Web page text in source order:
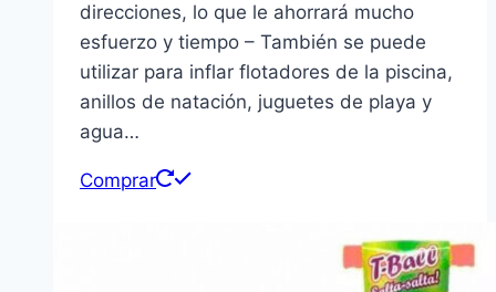
direcciones, lo que le ahorrará mucho
esfuerzo y tiempo – También se puede
utilizar para inflar flotadores de la piscina,
anillos de natación, juguetes de playa y
agua…
Comprar